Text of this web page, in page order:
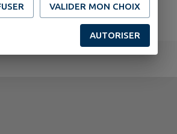
VALIDER MON CHOIX
AUTORISER